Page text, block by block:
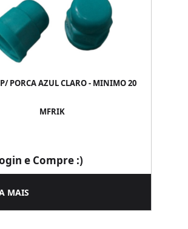
PORCA AZUL CLARO - MINIMO 20
MFRIK
e Compre :)
MAIS